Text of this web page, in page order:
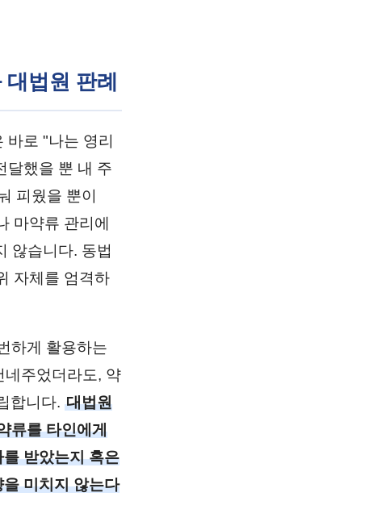
법원 판례
로 "나는 영리
달했을 뿐 내 주
피웠을 뿐이
마약류 관리에
않습니다. 동법
자체를 엄격하
하게 활용하는
네주었더라도, 약
합니다. 대법원
류를 타인에게
받았는지 혹은
미치지 않는다